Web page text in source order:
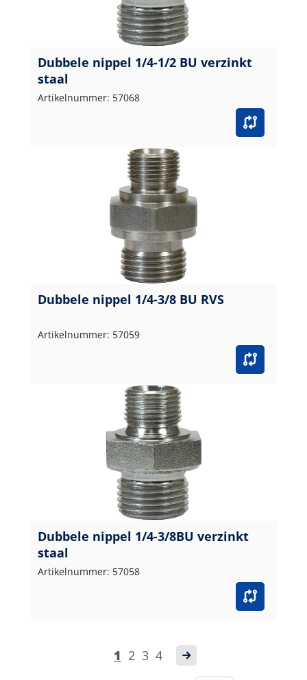
Dubbele nippel 1/4-1/2 BU verzinkt
staal
Artikelnummer: 57068
Dubbele nippel 1/4-3/8 BU RVS
Artikelnummer: 57059
Dubbele nippel 1/4-3/8BU verzinkt
staal
Artikelnummer: 57058
1 2 3 4